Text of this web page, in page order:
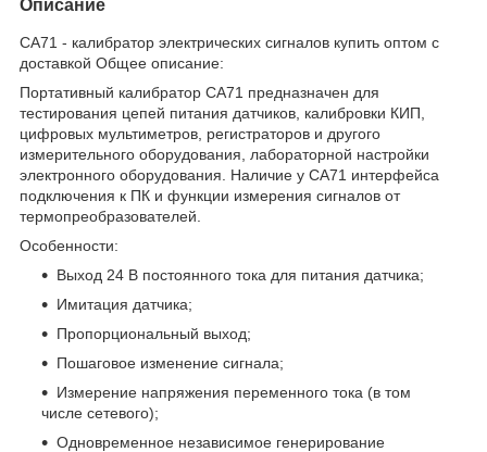
Описание
CA71 - калибратор электрических сигналов купить оптом с
доставкой Общее описание:
Портативный калибратор CA71 предназначен для
тестирования цепей питания датчиков, калибровки КИП,
цифровых мультиметров, регистраторов и другого
измерительного оборудования, лабораторной настройки
электронного оборудования. Наличие у CA71 интерфейса
подключения к ПК и функции измерения сигналов от
термопреобразователей.
Особенности:
Выход 24 В постоянного тока для питания датчика;
Имитация датчика;
Пропорциональный выход;
Пошаговое изменение сигнала;
Измерение напряжения переменного тока (в том
числе сетевого);
Одновременное независимое генерирование